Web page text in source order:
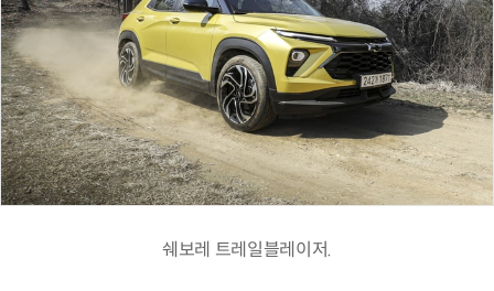
쉐보레 트레일블레이저.